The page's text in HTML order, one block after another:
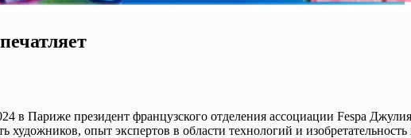
в Париже президент французского отделения ассоциации Fespa
художников, опыт экспертов в области технологий и